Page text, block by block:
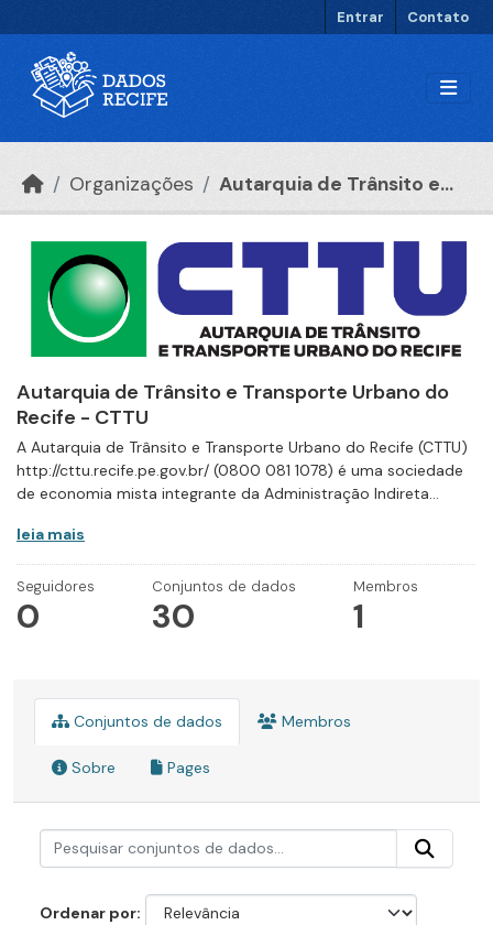
Entrar Contato
Organizações Autarquia de Trânsito e...
Autarquia de Trânsito e Transporte Urbano do
Recife - CTTU
A Autarquia de Trânsito e Transporte Urbano do Recife (CTTU)
http://cttu.recife.pe.gov.br/ (0800 081 1078) é uma sociedade
de economia mista integrante da Administração Indireta...
leia mais
Seguidores
0
Conjuntos de dados
30
Membros
1
Conjuntos de dados Membros
Sobre Pages
Ordenar por